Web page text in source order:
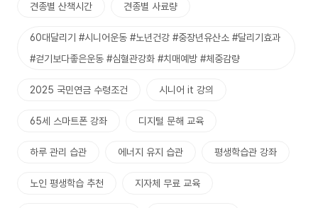
견종별 산책시간 견종별 사료량
60대달리기 #시니어운동 #노년건강 #중장년유산소 #달리기효과
#걷기보다좋은운동 #심혈관강화 #치매예방 #체중감량
2025 국민연금 수령조건 시니어 it 강의
65세 스마트폰 강좌 디지털 문해 교육
하루 관리 습관 에너지 유지 습관 평생학습관 강좌
노인 평생학습 추천 지자체 무료 교육